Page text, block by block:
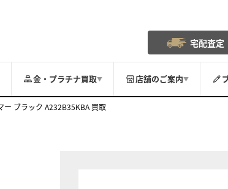
宅配査定
金・プラチナ買取▼ 店舗のご案内▼
ー ブラック A232B35KBA 買取